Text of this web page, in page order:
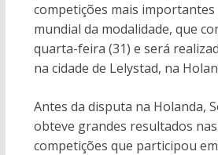
competições mais
mundial da modalidade, que
quarta-feira (31) e será
na cidade de Lelystad, na
Antes da disputa na Holanda,
obteve grandes resultados
competições que participou em